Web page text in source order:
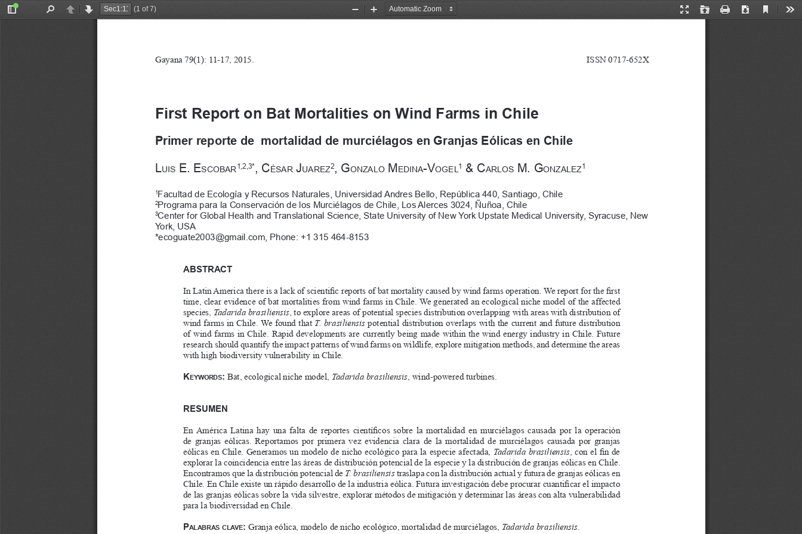
Toggle
PreviousNext
(1 of 7)
Presentation
Open Print Download
Current
Zoom
Zoom
First Report on Bat Mortalities on Wind Farms in Chile
Primer reporte de  mortalidad de murciélagos en Granjas Eólicas en Chile
L UIS E. ESCOBAR 1,2,3*, CÉSAR JUAREZ2, GONZALO MEDINA-VOGEL 1 & CARLOS M. GONZALEZ1
1Facultad de Ecología y Recursos Naturales, Universidad Andres Bello, República 440, Santiago, Chile
2Programa para la Conservación de los Murciélagos de Chile, Los Alerces 3024, Ñuñoa, Chile
3Center for Global Health and Translational Science, State University of New York Upstate Medical University, Syracuse, New
York, USA
*ecoguate2003@gmail.com, Phone: +1 315 464-8153
ABSTRACT
In Latin America there is a lack of scientifi c reports of bat mortality caused by wind farms operation. We report for the fi rst
time, clear evidence of bat mortalities from wind farms in Chile. We generated an ecological niche model of the affected
species, Tadarida brasiliensis, to explore areas of potential species distribution overlapping with areas with distribution of
wind farms in Chile. We found that T. brasiliensis potential distribution overlaps with the current and future distribution
of wind farms in Chile. Rapid developments are currently being made within the wind energy industry in Chile. Future
research should quantify the impact patterns of wind farms on wildlife, explore mitigation methods, and determine the areas
with high biodiversity vulnerability in Chile.
KEYWORDS: Bat, ecological niche model, Tadarida brasiliensis, wind-powered turbines.
RESUMEN
En  América  Latina  hay  una  falta  de  reportes  científi
  cos  sobre  la  mortalidad  en  murciélagos  causada  por  la  operación
de  granjas  eólicas.  Reportamos  por  primera  vez  evidencia  clara  de  la  mortalidad  de  murciélagos  causada  por  granjas
eólicas en Chile. Generamos un modelo de nicho ecológico para la especie afectada,
Tadarida brasiliensis, con el fi n de
explorar la coincidencia entre las áreas de distribución potencial de la especie y la distribución de granjas eólicas en Chile.
Encontramos que la distribución potencial de T. brasiliensis traslapa con la distribución actual y futura de granjas eólicas en
Chile. En Chile existe un rápido desarrollo de la industria eólica. Futura investigación debe procurar cuantifi car el impacto
de las granjas eólicas sobre la vida silvestre, explorar métodos de mitigación y determinar las áreas con alta vulnerabilidad
para la biodiversidad en Chile.
PALABRAS CLAVE: Granja eólica, modelo de nicho ecológico, mortalidad de murciélagos, Tadarida brasiliensis.
Gayana 79(1): 11-17, 2015. ISSN 0717-652X